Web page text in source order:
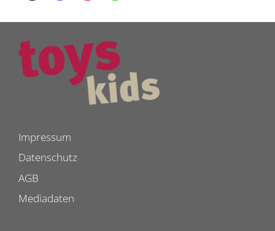
Impressum
Datenschutz
AGB
Mediadaten